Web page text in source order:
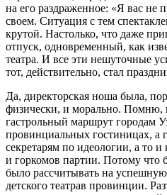
на его раздраженное: «Я вас не
своем. Ситуация с тем
крутой. Настолько, что даже
отпуск, одновременный, как
театра. И все эти нешуточные
тот, действительно, стал
Да, директорская ноша была,
физически, и морально. Помню,
гастрольный маршрут городам
провинциальных гостиницах, а
секретарям по идеологии, а то
и горкомов партии. Потому что
было рассчитывать на
детского театрав провинции.